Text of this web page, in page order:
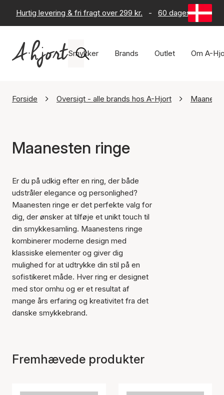
Hurtig levering & fri fragt over 299 kr. - 60 dages returret
Smykker Brands Outlet Om A-
Forside Oversigt - alle brands hos A-Hjort
Maanesten ringe
Er du på udkig efter en ring, der både
udstråler elegance og personlighed?
Maanesten ringe er det perfekte valg for
dig, der ønsker at tilføje et unikt touch til
din smykkesamling. Maanestens ringe
kombinerer moderne design med
klassiske elementer og giver dig
mulighed for at udtrykke din stil på en
sofistikeret måde. Hver ring er designet
med stor omhu og er et resultat af
mange års erfaring og kreativitet fra det
danske smykkebrand.
Fremhævede produkter